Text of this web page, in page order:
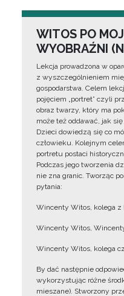
WITOS PO
WYOBRAŹNI
Lekcja prowadzona w
z wyszczególnieniem
gospodarstwa. Celem
pojęciem „portret” czyli
obraz twarzy, który ma
może też oddawać, jak
Dzieci dowiedzą się co
człowieku. Kolejnym
portretu postaci
Podczas jego tworzenia
nie zna granic. Tworząc
pytania:
Wincenty Witos, kolega z
Wincenty Witos,
Wincenty Witos, kolega
By dać następnie
wykorzystując różne
mieszane). Stworzony